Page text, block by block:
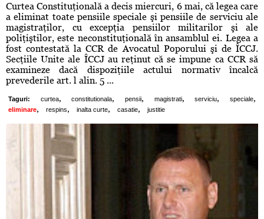
Curtea Constituţională a decis miercuri, 6 mai, că legea care
a eliminat toate pensiile speciale şi pensiile de serviciu ale
magistraţilor, cu excepţia pensiilor militarilor şi ale
poliţiştilor, este neconstituţională în ansamblul ei. Legea a
fost contestată la CCR de Avocatul Poporului şi de ÎCCJ.
Secţiile Unite ale ÎCCJ au reţinut că se impune ca CCR să
examineze dacă dispoziţiile actului normativ încalcă
prevederile art. l alin. 5 ...
Taguri: curtea, constitutionala, pensii, magistrati, serviciu, speciale,
eliminare, respins, inalta curte, casatie, justitie